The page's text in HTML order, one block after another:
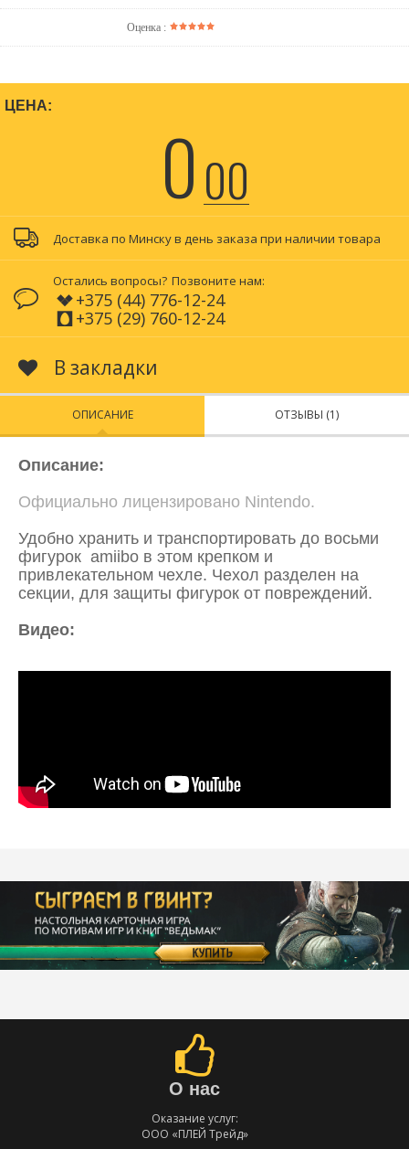
Оценка :
ЦЕНА:
000
Доставка по Минску в день заказа при наличии товара
Остались вопросы? Позвоните нам:
+375 (44) 776-12-24
+375 (29) 760-12-24
В закладки
ОПИСАНИЕ ОТЗЫВЫ (1)
Описание:
Официально лицензировано Nintendo.
Удобно хранить и транспортировать до восьми
фигурок amiibo в этом крепком и
привлекательном чехле. Чехол разделен на
секции, для защиты фигурок от повреждений.
Видео:
О нас
Оказание услуг:
ООО «ПЛЕЙ Трейд»